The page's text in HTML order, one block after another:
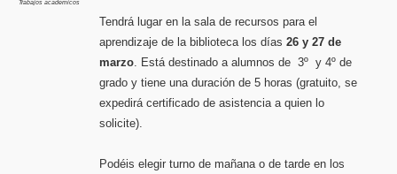
Trabajos académicos
Tendrá lugar en la sala de recursos para el
aprendizaje de la biblioteca los días 26 y 27 de
marzo. Está destinado a alumnos de 3º y 4º de
grado y tiene una duración de 5 horas (gratuito, se
expedirá certificado de asistencia a quien lo
solicite).
Podéis elegir turno de mañana o de tarde en los